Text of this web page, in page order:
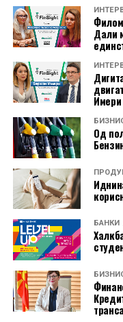
полупроизводите
капиталните и
поскапеле за по 0,2
потрошувачки добра
И покрај месечниот
јуни биле за 10
месец минатата
раст изнесувал 8,8
На годишно ниво,
цени бил
Следувале Романија
отсто. Луксембург
цените биле пониски
отсто.
Индексот на
промените на
домашниот пазар при
Дали
Од
БАНКИ